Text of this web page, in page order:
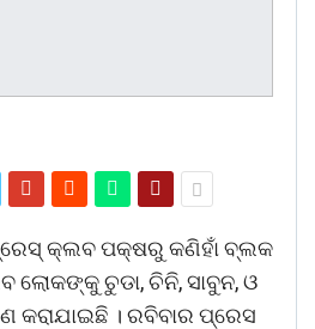
କ୍ଲବ ପକ୍ଷରୁ କଣିହାଁ ବ୍ଲକ
ଲୋକଙ୍କୁ ଚୁଡା, ଚିନି, ସାବୁନ, ଓ
କରାଯାଇଛି । ରବିବାର ପ୍ରେସ